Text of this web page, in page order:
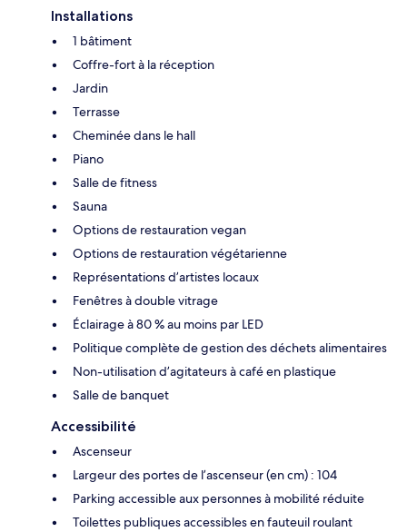
Installations
1 bâtiment
Coffre-fort à la réception
Jardin
Terrasse
Cheminée dans le hall
Piano
Salle de fitness
Sauna
Options de restauration vegan
Options de restauration végétarienne
Représentations d’artistes locaux
Fenêtres à double vitrage
Éclairage à 80 % au moins par LED
Politique complète de gestion des déchets alimentaires
Non-utilisation d’agitateurs à café en plastique
Salle de banquet
Accessibilité
Ascenseur
Largeur des portes de l’ascenseur (en cm) : 104
Parking accessible aux personnes à mobilité réduite
Toilettes publiques accessibles en fauteuil roulant